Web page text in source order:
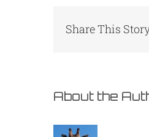
Share This
About the